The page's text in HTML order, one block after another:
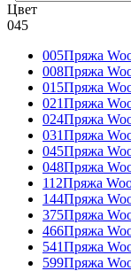
Цвет
045
005Пряжа
008Пряжа
015Пряжа
021Пряжа
024Пряжа
031Пряжа
045Пряжа
048Пряжа
112Пряжа
144Пряжа
375Пряжа
466Пряжа
541Пряжа
599Пряжа